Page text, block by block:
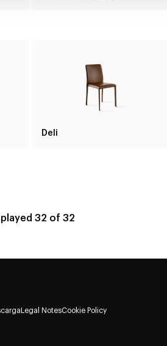
Deli
32 of 32
Legal NotesCookie Policy